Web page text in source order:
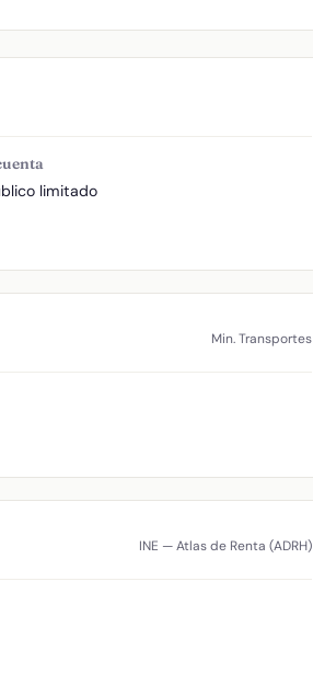
limitado
Min. Transportes
INE — Atlas de Renta (ADRH)